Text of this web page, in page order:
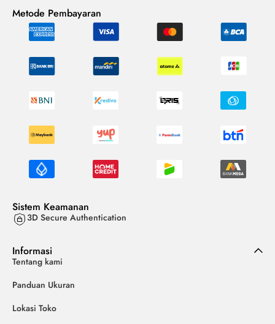
Metode Pembayaran
Sistem Keamanan
3D Secure Authentication
Informasi
Tentang kami
Panduan Ukuran
Lokasi Toko